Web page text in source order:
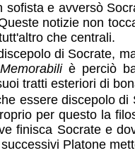
sofista e avversò
notizie non
che centrali.
di Socrate,
è perciò
tratti esteriori di
essere discepolo di
per questo la
finisca Socrate e
Platone